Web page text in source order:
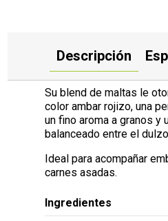
Descripción
Su blend de maltas le
color ambar rojizo, una
un fino aroma a granos y
balanceado entre el
Ideal para acompañar
carnes asadas.
Ingredientes